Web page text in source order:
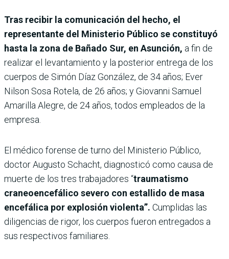
Tras recibir la comunicación del hecho, el
representante del Ministerio Público se constituyó
hasta la zona de Bañado Sur, en Asunción, a fin de
realizar el levantamiento y la posterior entrega de los
cuerpos de Simón Díaz González, de 34 años; Ever
Nilson Sosa Rotela, de 26 años; y Giovanni Samuel
Amarilla Alegre, de 24 años, todos empleados de la
empresa.
El médico forense de turno del Ministerio Público,
doctor Augusto Schacht, diagnosticó como causa de
muerte de los tres trabajadores “traumatismo
craneoencefálico severo con estallido de masa
encefálica por explosión violenta”. Cumplidas las
diligencias de rigor, los cuerpos fueron entregados a
sus respectivos familiares.